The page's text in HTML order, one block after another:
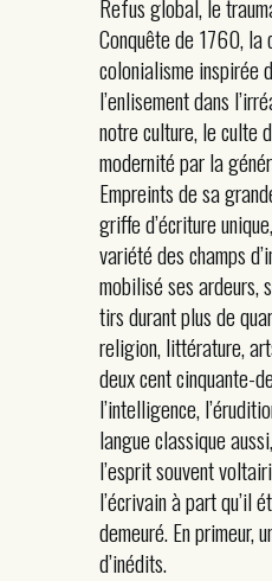
Refus global, le
Conquête de 1760, la
colonialisme inspirée
l’enlisement dans
notre culture, le culte
modernité par la
Empreints de sa
griffe d’écriture
variété des champs
mobilisé ses ardeurs,
tirs durant plus de
religion, littérature,
deux cent cinquante-
l’intelligence,
langue classique
l’esprit souvent
l’écrivain à part qu’il
demeuré. En primeur,
d’inédits.